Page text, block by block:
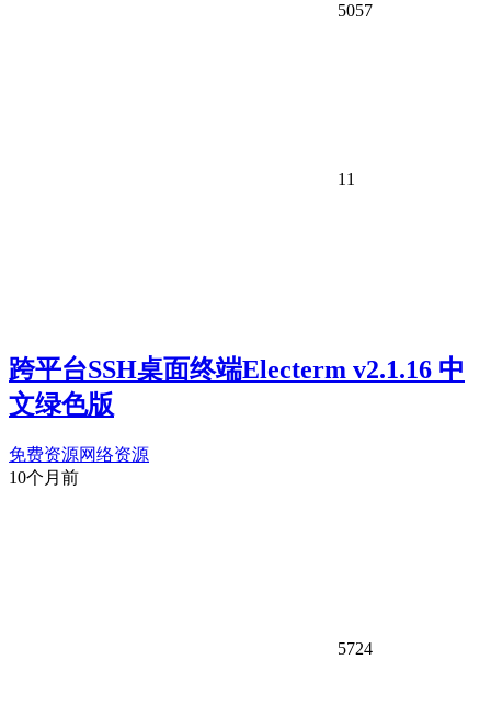
5057
11
跨平台SSH桌面终端Electerm v2.1.16 中
文绿色版
免费资源网络资源
10个月前
5724